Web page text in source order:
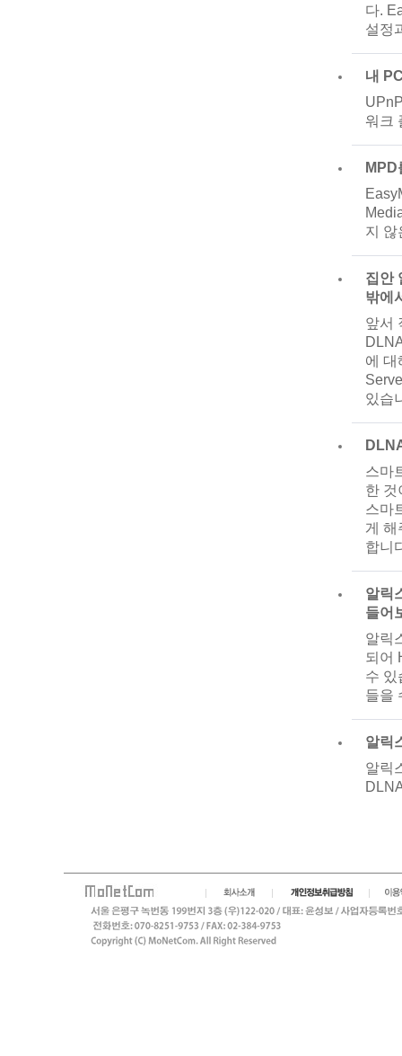
다.
설정
내
워크
지 않
집안
밖에
앞서
에 대
있습
스마
한 것
스마
게 해
합니
알릭
들어
알릭
되어
수 있
들을
알릭
알릭